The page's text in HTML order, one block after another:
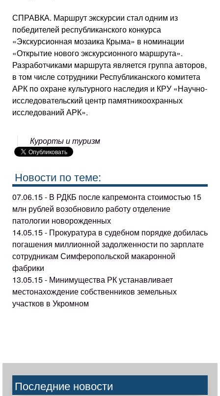
СПРАВКА. Маршрут экскурсии стал одним из
победителей республиканского конкурса
«Экскурсионная мозаика Крыма» в номинации
«Открытие нового экскурсионного маршрута».
Разработчиками маршрута является группа авторов,
в том числе сотрудники Республиканского комитета
АРК по охране культурного наследия и КРУ «Научно-
исследовательский центр памятникоохранных
исследований АРК».
Курорты и туризм
Новости по теме:
07.06.15 - В РДКБ после капремонта стоимостью 15
млн рублей возобновило работу отделение
патологии новорожденных
14.05.15 - Прокуратура в судебном порядке добилась
погашения миллионной задолженности по зарплате
сотрудникам Симферопольской макаронной
фабрики
13.05.15 - Минимущества РК устанавливает
местонахождение собственников земельных
участков в Укромном
Последние новости